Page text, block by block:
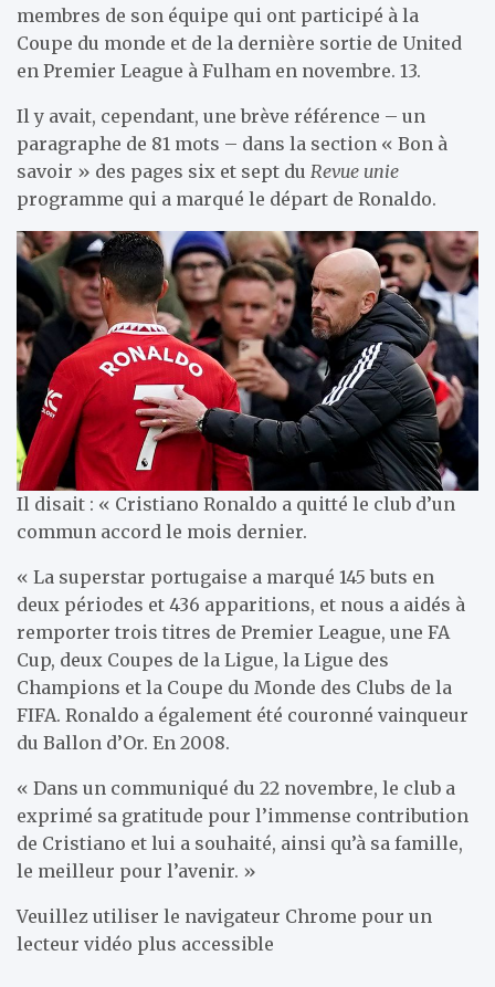
membres de son équipe qui ont participé à la
Coupe du monde et de la dernière sortie de United
en Premier League à Fulham en novembre. 13.
Il y avait, cependant, une brève référence – un
paragraphe de 81 mots – dans la section « Bon à
savoir » des pages six et sept du Revue unie
programme qui a marqué le départ de Ronaldo.
Il disait : « Cristiano Ronaldo a quitté le club d’un
commun accord le mois dernier.
« La superstar portugaise a marqué 145 buts en
deux périodes et 436 apparitions, et nous a aidés à
remporter trois titres de Premier League, une FA
Cup, deux Coupes de la Ligue, la Ligue des
Champions et la Coupe du Monde des Clubs de la
FIFA. Ronaldo a également été couronné vainqueur
du Ballon d’Or. En 2008.
« Dans un communiqué du 22 novembre, le club a
exprimé sa gratitude pour l’immense contribution
de Cristiano et lui a souhaité, ainsi qu’à sa famille,
le meilleur pour l’avenir. »
Veuillez utiliser le navigateur Chrome pour un
lecteur vidéo plus accessible